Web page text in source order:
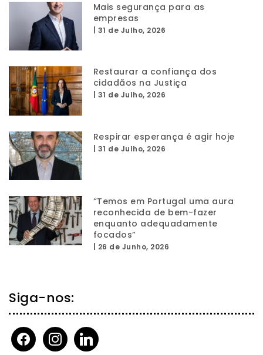
Mais segurança para as
empresas
31 de Julho, 2026
Restaurar a confiança dos
cidadãos na Justiça
31 de Julho, 2026
Respirar esperança é agir hoje
31 de Julho, 2026
“Temos em Portugal uma aura
reconhecida de bem-fazer
enquanto adequadamente
focados”
26 de Junho, 2026
Siga-nos:
facebookinstagramlinkedin